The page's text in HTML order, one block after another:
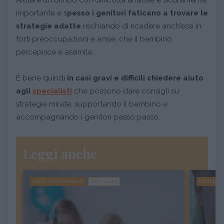
importante e spesso i genitori faticano a trovare le
strategie adatte rischiando di ricadere anch’essi in
forti preoccupazioni e ansie, che il bambino
percepisce e assimila.
È bene quindi in casi gravi e difficili chiedere aiuto
agli specialisti che possono dare consigli su
strategie mirate, supportando il bambino e
accompagnando i genitori passo passo.
Leggi anche
CRESCITA PERSONALE PSICOLOGIA